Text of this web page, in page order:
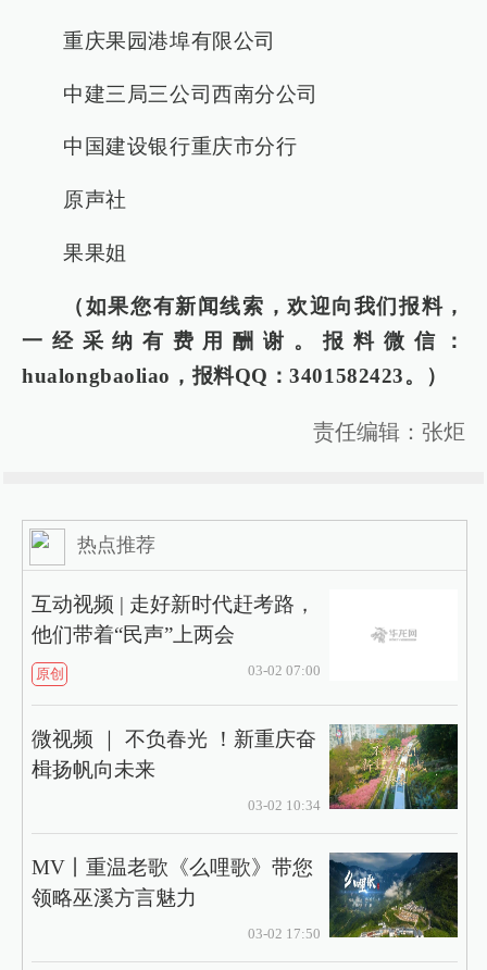
重庆果园港埠有限公司
中建三局三公司西南分公司
中国建设银行重庆市分行
原声社
果果姐
（如果您有新闻线索，欢迎向我们报料，
一经采纳有费用酬谢。报料微信：
hualongbaoliao，报料QQ：3401582423。）
责任编辑：张炬
热点推荐
互动视频 | 走好新时代赶考路，
他们带着“民声”上两会
原创 03-02 07:00
微视频 ｜ 不负春光 ！新重庆奋
楫扬帆向未来
03-02 10:34
MV丨重温老歌《么哩歌》带您
领略巫溪方言魅力
03-02 17:50